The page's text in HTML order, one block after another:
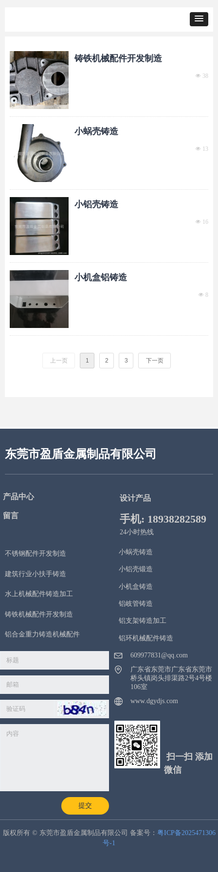
铸铁机械配件开发制造
넶 38
小蜗壳铸造
넶 13
小铝壳铸造
넶 16
小机盒铝铸造
넶 8
上一页 1 2 3 下一页
手机: 18938282589
24小时热线
609977831@qq.com
广东省东莞市广东省东莞市
桥头镇岗头排渠路2号4号楼
106室
www.dgydjs.com
版权所有 © 东莞市盈盾金属制品有限公司 备案号： 粤ICP备2025471306
号-1
设计产品
不锈钢配件开发制造
建筑行业小扶手铸造
水上机械配件铸造加工
铸铁机械配件开发制造
铝合金重力铸造机械配件
小蜗壳铸造
小铝壳锻造
小机盒铸造
铝岐管铸造
铝支架铸造加工
铝环机械配件铸造
产品中心
留言
提交
东莞市盈盾金属制品有限公司
扫一扫 添加
微信